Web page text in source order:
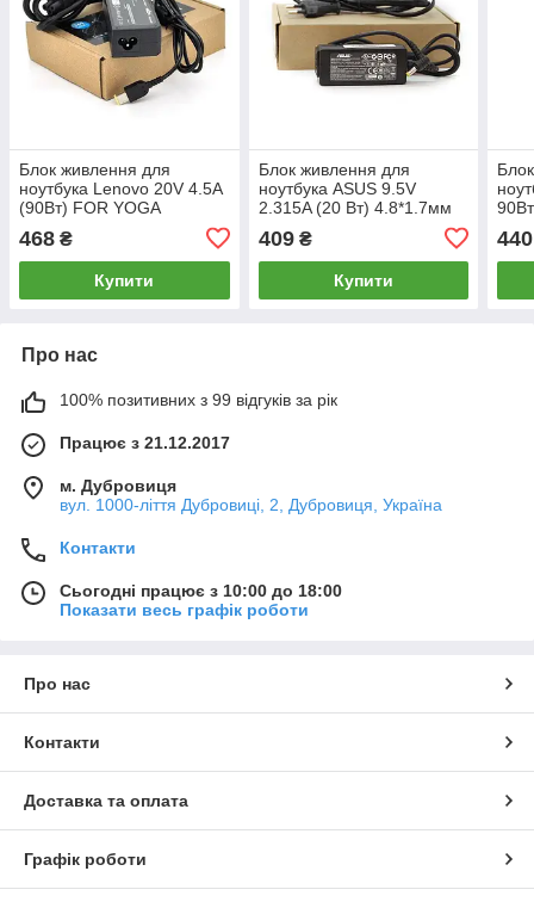
Блок живлення для
ноутбука Lenovo 20V 4.5A
(90Вт) FOR YOGA
468 ₴
Купити
Блок живлення для
ноутбука ASUS 9.5V
2.315A (20 Вт) 4.8*1.7мм
409₴
Купити
440
Про нас
100% позитивних з 99 відгуків за рік
Працює з 21.12.2017
м. Дубровиця
вул. 1000-ліття Дубровиці, 2, Дубровиця, Україна
Контакти
Сьогодні працює з 10:00 до 18:00
Показати весь графік роботи
Про нас
Контакти
Доставка та оплата
Графік роботи